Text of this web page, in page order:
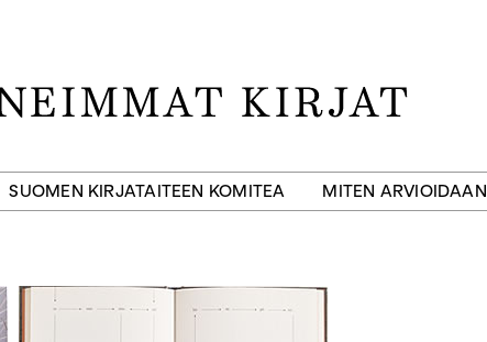
SUOMEN KIRJATAITEEN KOMITEA MITEN ARVIOIDAAN